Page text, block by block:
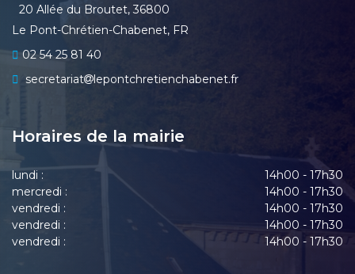
20 Allée du Broutet, 36800
Le Pont-Chrétien-Chabenet, FR
02 54 25 81 40
secretariat
lepontchretienchabenet.fr
Horaires de la mairie
lundi :
14h00 - 17h30
mercredi :
14h00 - 17h30
vendredi :
14h00 - 17h30
vendredi :
14h00 - 17h30
vendredi :
14h00 - 17h30